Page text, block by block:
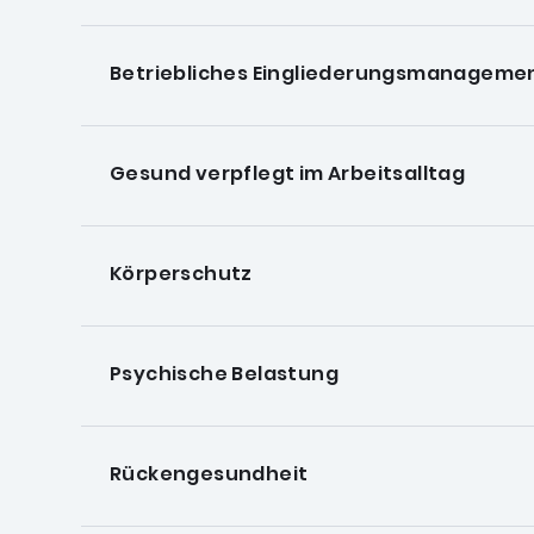
Betriebliches
Gesund verpflegt im Arbeitsalltag
Körperschutz
Psychische Belastung
Rückengesundheit